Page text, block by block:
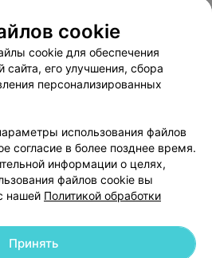
Способы оплаты
Партнеры
руководителю 103.by
персональных данных
191700409 | 220012, Республика Беларусь,
cookie
cookie для обеспечения
сайта, его улучшения, сбора
персонализированных
использования файлов
согласие в более позднее время.
информации о целях,
файлов cookie вы
нашей Политикой обработки
Принять